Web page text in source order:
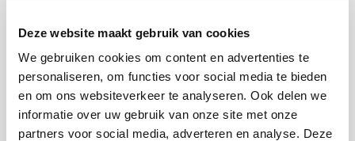
Deze website maakt gebruik van cookies
We gebruiken cookies om content en advertenties te
personaliseren, om functies voor social media te bieden
en om ons websiteverkeer te analyseren. Ook delen we
informatie over uw gebruik van onze site met onze
partners voor social media, adverteren en analyse. Deze